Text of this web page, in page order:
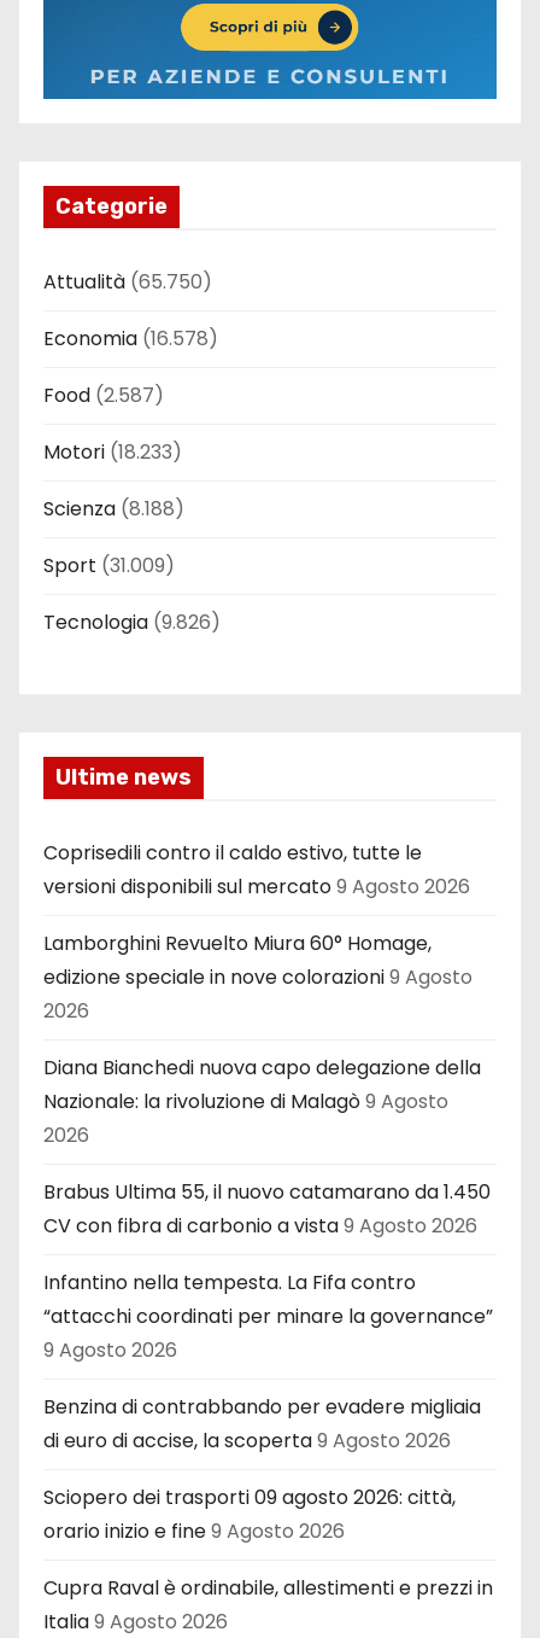
Categorie
Attualità (65.750)
Economia (16.578)
Food (2.587)
Motori (18.233)
Scienza (8.188)
Sport (31.009)
Tecnologia (9.826)
Ultime news
Coprisedili contro il caldo estivo, tutte le
versioni disponibili sul mercato9 Agosto 2026
Lamborghini Revuelto Miura 60° Homage,
edizione speciale in nove colorazioni9 Agosto
2026
Diana Bianchedi nuova capo delegazione della
Nazionale: la rivoluzione di Malagò9 Agosto
2026
Brabus Ultima 55, il nuovo catamarano da 1.450
CV con fibra di carbonio a vista9 Agosto 2026
Infantino nella tempesta. La Fifa contro
“attacchi coordinati per minare la governance”
9 Agosto 2026
Benzina di contrabbando per evadere migliaia
di euro di accise, la scoperta9 Agosto 2026
Sciopero dei trasporti 09 agosto 2026: città,
orario inizio e fine9 Agosto 2026
Cupra Raval è ordinabile, allestimenti e prezzi in
Italia9 Agosto 2026